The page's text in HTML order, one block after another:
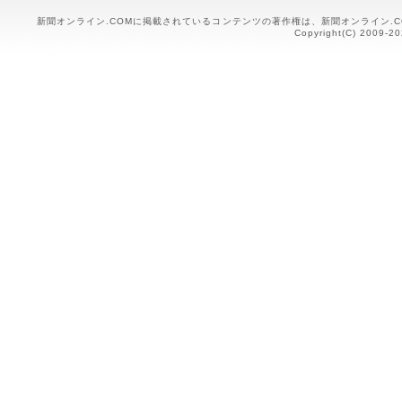
新聞オンライン.COMに掲載されているコンテンツの著作権は、新聞オンライン
Copyright(C) 2009-